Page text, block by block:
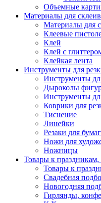
Объемные
Материалы для
Материалы для
Клеевые
Клей
Клей с
Клейкая лента
Инструменты для
Инструменты
Дыроколы
Инструменты
Коврики для
Тиснение
Линейки
Резаки для
Ножи для
Ножницы
Товары к праздникам,
Товары к
Свадебная
Новогодняя
Гирлянды,